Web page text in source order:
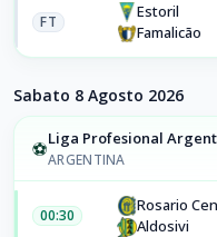
FT
Estoril
Famalicão
Sabato 8 Agosto 2026
⚽Liga Profesional
ARGENTINA
00:30
Rosario
Aldosivi